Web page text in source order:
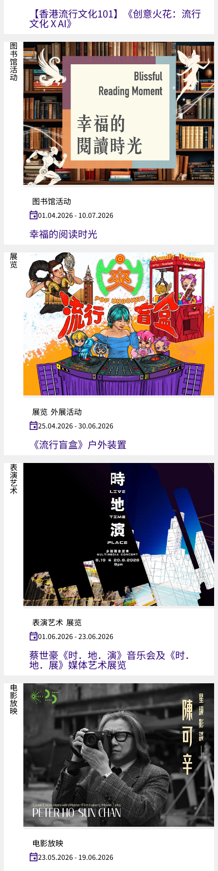
【香港流行文化101】《创意火花：流行
文化 X AI》
图书馆活动
图书馆活动
01.04.2026 - 10.07.2026
幸福的阅读时光
展览
展览 外展活动
25.04.2026 - 30.06.2026
《流行盲盒》户外装置
表演艺术
表演艺术 展览
01.06.2026 - 23.06.2026
蔡世豪《时．地．演》音乐会及《时．
地．展》媒体艺术展览
电影放映
电影放映
23.05.2026 - 19.06.2026